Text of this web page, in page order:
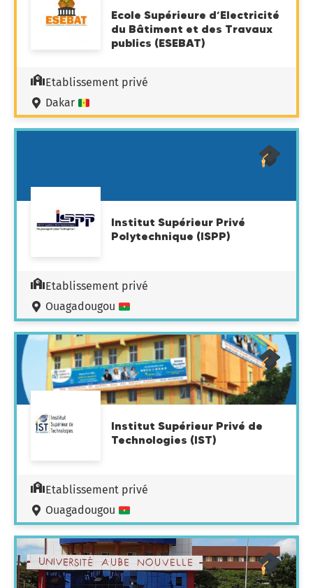
Ecole Supérieure d’Electricité
du Bâtiment et des Travaux
publics (ESEBAT)
Etablissement privé
Dakar
Institut Supérieur Privé
Polytechnique (ISPP)
Etablissement privé
Ouagadougou
Institut Supérieur Privé de
Technologies (IST)
Etablissement privé
Ouagadougou